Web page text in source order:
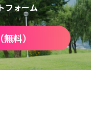
フォーム
料）